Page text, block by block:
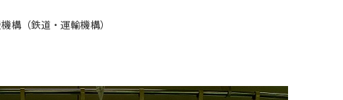
構（鉄道・運輸機構）